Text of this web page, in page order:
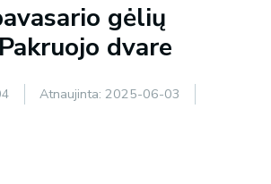
gėlių
dvare
Atnaujinta: 2025-06-03